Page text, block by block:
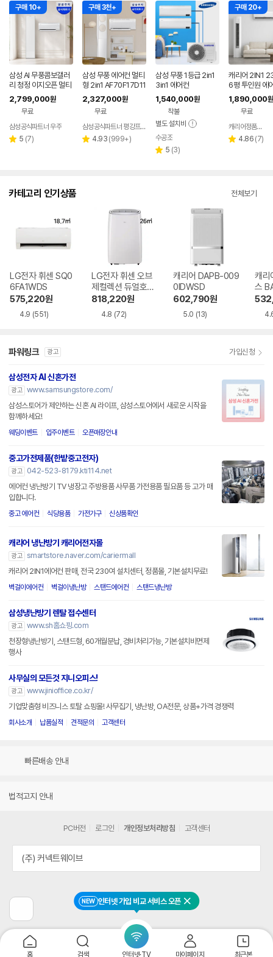
NEW 인터넷 가입 비교 서비스 오픈 닫기
홈 검색 인터넷·TV 마이페이지 최근본
구매 10+
삼성 AI 무풍콤보갤러
리 청정 이지오픈 멀티
형 에어컨 AF80F17D
22WRS 기본설치포
2,799,000원
무료
삼성공식파트너 우주
별 5 리
(7)
구매 3천+
삼성 무풍 에어컨 멀티
형 2in1 AF70F17D11
BRS 일반배관 전국,
기본설치비포함
2,327,000원
무료
삼성공식파트너 평강프라자
별 4.93 리
(999+)
삼성 무풍 1등급 2in1
3in1 에어컨
1,540,000원
착불
별도 설치비
페이
수공조
별 5 리
(3)
구매 20+
캐리어 2IN1
6평 투인원 에
1,890,000원
무료
캐리어정품인증점
별 4.86 리
(7)
카테고리 인기상품 전체보기
LG전자 휘센 SQ0
6FA1WDS
575,220원
4.9 (551)
LG전자 휘센 오브
제컬렉션 듀얼호스
PQ08FDWBS
818,220원
4.8 (72)
캐리어 DAPB-009
0IDWSD
602,790원
5.0 (13)
캐리
스
파워링크 광고 가입신청
삼성전자 AI 신혼가전
광고 www.samsungstore.com/
삼성스토어가 제안하는 신혼 AI 라이프, 삼성스토어에서 새로운 시작을
함께하세요!
웨딩이벤트 입주이벤트 오픈매장안내
중고가전제품(한밭중고전자)
광고
042-523-8179.kti114.net
에어컨 냉난방기 TV 냉장고 주방용품 사무품 가전용품 필요품 등 고가 매
입합니다.
중고 에어컨 식당용품 가전가구 신상품확인
캐리어 냉난방기 캐리어전자몰
광고 smartstore.naver.com/cariermall
캐리어 2IN1에어컨 판매, 전국 230여 설치센터, 정품몰, 기본설치무료!
벽걸이에어컨 벽걸이냉난방 스탠드에어컨 스탠드냉난방
삼성냉난방기 렌탈 접수센터
광고 www.sh홈쇼핑.com
천장형냉난방기, 스탠드형, 60개월분납, 경비처리가능, 기본설치비면제
행사
사무실의 모든것 지니오피스!
광고 www.jinioffice.co.kr/
기업맞춤형 비즈니스 토탈 쇼핑몰! 사무집기, 냉난방, OA전문, 상품+가격 경쟁력
회사소개 납품실적 견적문의 고객센터
빠른배송 안내
법적고지 안내
전
페
이
지
PC버전 로그인 개인정보처리방침 고객센터
(주) 커넥트웨이브